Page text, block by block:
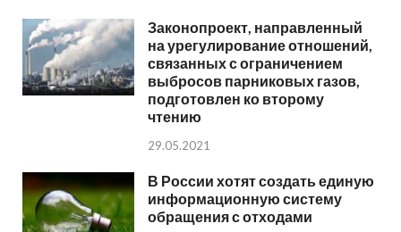
Законопроект, направленный
на урегулирование отношений,
связанных с ограничением
выбросов парниковых газов,
подготовлен ко второму
чтению
29.05.2021
В России хотят создать единую
информационную систему
обращения с отходами